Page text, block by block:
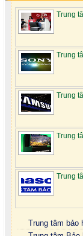
Trung
Trung
Trung
Trung
Trung
Trung tâm bảo